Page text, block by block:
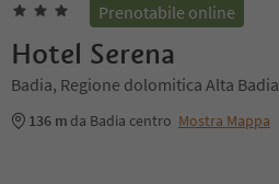
Prenotabile online
Hotel Serena
Badia, Regione dolomitica Alta Badia
136 m da Badia centro Mostra Mappa